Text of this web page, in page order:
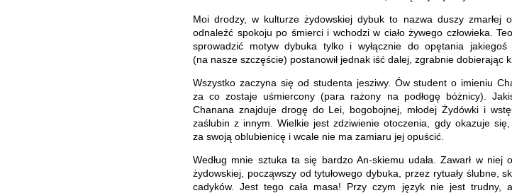
Moi drodzy, w kulturze żydowskiej dybuk to nazwa duszy zmarłej
odnaleźć spokoju po śmierci i wchodzi w ciało żywego człowieka.
sprowadzić motyw dybuka tylko i wyłącznie do opętania jakiegoś
(na nasze szczęście) postanowił jednak iść dalej, zgrabnie dobierając
Wszystko zaczyna się od studenta jesziwy. Ów student o imieniu
za co zostaje uśmiercony (para rażony na podłogę bóżnicy).
Chanana znajduje drogę do Lei, bogobojnej, młodej Żydówki i
zaślubin z innym. Wielkie jest zdziwienie otoczenia, gdy okazuje
za swoją oblubienicę i wcale nie ma zamiaru jej opuścić.
Według mnie sztuka ta się bardzo An-skiemu udała. Zawarł w niej
żydowskiej, począwszy od tytułowego dybuka, przez rytuały ślubne,
cadyków. Jest tego cała masa! Przy czym język nie jest trudny,